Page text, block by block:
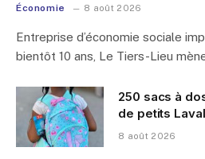
Économie 8 août 2026
Entreprise d’économie sociale
bientôt 10 ans, Le Tiers-Lieu
250 sacs à
de petits
8 août 2026